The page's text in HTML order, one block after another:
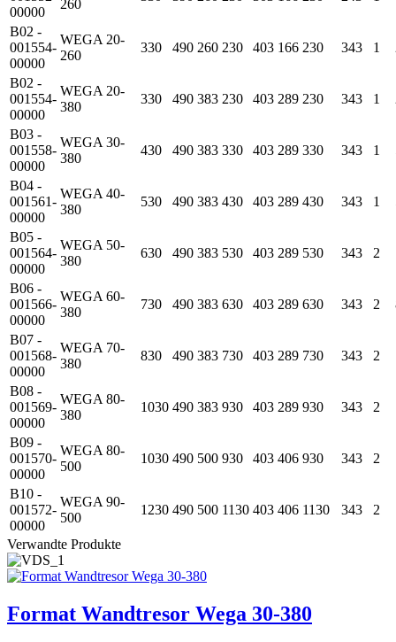
00000
260
B02 -
001554-
00000
WEGA 20-
260
330 490 260 230 403 166 230 343 1
B02 -
001554-
00000
WEGA 20-
380
330 490 383 230 403 289 230 343 1
B03 -
001558-
00000
WEGA 30-
380
430 490 383 330 403 289 330 343 1
B04 -
001561-
00000
WEGA 40-
380
530 490 383 430 403 289 430 343 1
B05 -
001564-
00000
WEGA 50-
380
630 490 383 530 403 289 530 343 2
B06 -
001566-
00000
WEGA 60-
380
730 490 383 630 403 289 630 343 2
B07 -
001568-
00000
WEGA 70-
380
830 490 383 730 403 289 730 343 2
B08 -
001569-
00000
WEGA 80-
380
1030 490 383 930 403 289 930 343 2
B09 -
001570-
00000
WEGA 80-
500
1030 490 500 930 403 406 930 343 2
B10 -
001572-
00000
WEGA 90-
500
1230 490 500 1130 403 406 1130 343 2
Verwandte Produkte
Format Wandtresor Wega 30-380